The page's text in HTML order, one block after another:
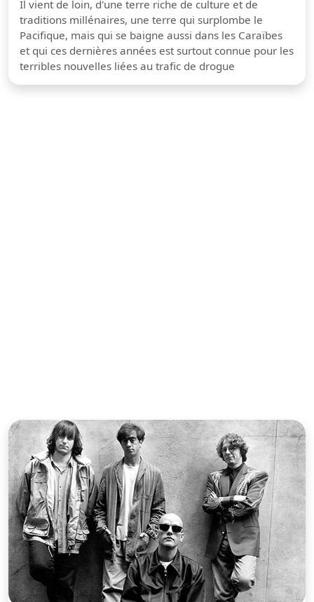
Il vient de loin, d'une terre riche de culture et de
traditions millénaires, une terre qui surplombe le
Pacifique, mais qui se baigne aussi dans les Caraïbes
et qui ces dernières années est surtout connue pour les
terribles nouvelles liées au trafic de drogue